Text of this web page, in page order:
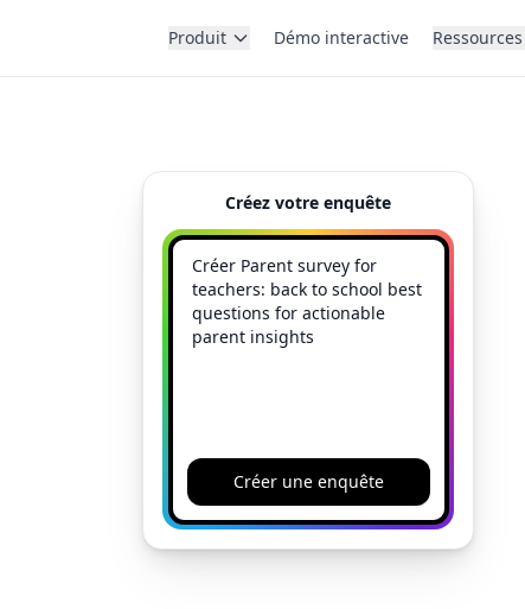
Produit Démo interactive Ressources
Créez votre enquête
Créer une enquête